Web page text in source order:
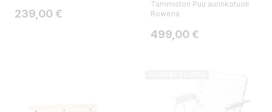
Hinta
239,00 €
Tammiston Puu aurinkotuoli
Rowena
Hinta
499,00 €